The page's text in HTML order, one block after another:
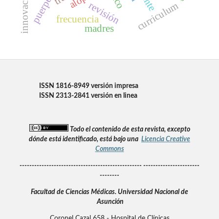
revisión
frecuencia curriculum
madres
ISSN 1816-8949 versión impresa
ISSN 2313-2841 versión en linea
Todo el contenido de esta revista, excepto
dónde está identificado, está bajo una Licencia Creative
Commons
-------------------------------------------------- -----------------------
--------
Facultad de Ciencias Médicas. Universidad Nacional de
Asunción